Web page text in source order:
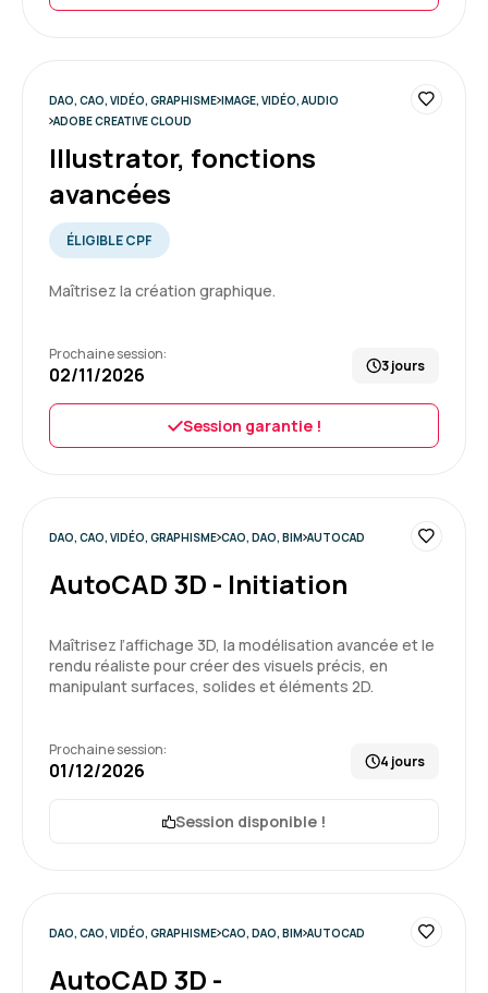
DAO, CAO, VIDÉO, GRAPHISME IMAGE, VIDÉO, AUDIO
ADOBE CREATIVE CLOUD
Illustrator, fonctions
avancées
ÉLIGIBLE CPF
Maîtrisez la création graphique.
Prochaine session:
02/11/2026 3 jours
Session garantie !
DAO, CAO, VIDÉO, GRAPHISME CAO, DAO, BIM AUTOCAD
AutoCAD 3D - Initiation
Maîtrisez l’affichage 3D, la modélisation avancée et le
rendu réaliste pour créer des visuels précis, en
manipulant surfaces, solides et éléments 2D.
Prochaine session:
01/12/2026 4 jours
Session disponible !
DAO, CAO, VIDÉO, GRAPHISME CAO, DAO, BIM AUTOCAD
AutoCAD 3D -